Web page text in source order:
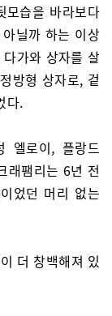
모습을 바라보다
닐까 하는 이상
가와 상자를 살
방형 상자로, 겉
다.
엘로이, 플랑드
래팸리는 6년 전
었던 머리 없는
더 창백해져 있